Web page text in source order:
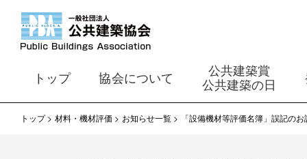
トップ 協会について
公共建築賞
公共建築の日
トップ 材料・機材評価 お知らせ一覧 「設備機材等評価名簿」誤記の